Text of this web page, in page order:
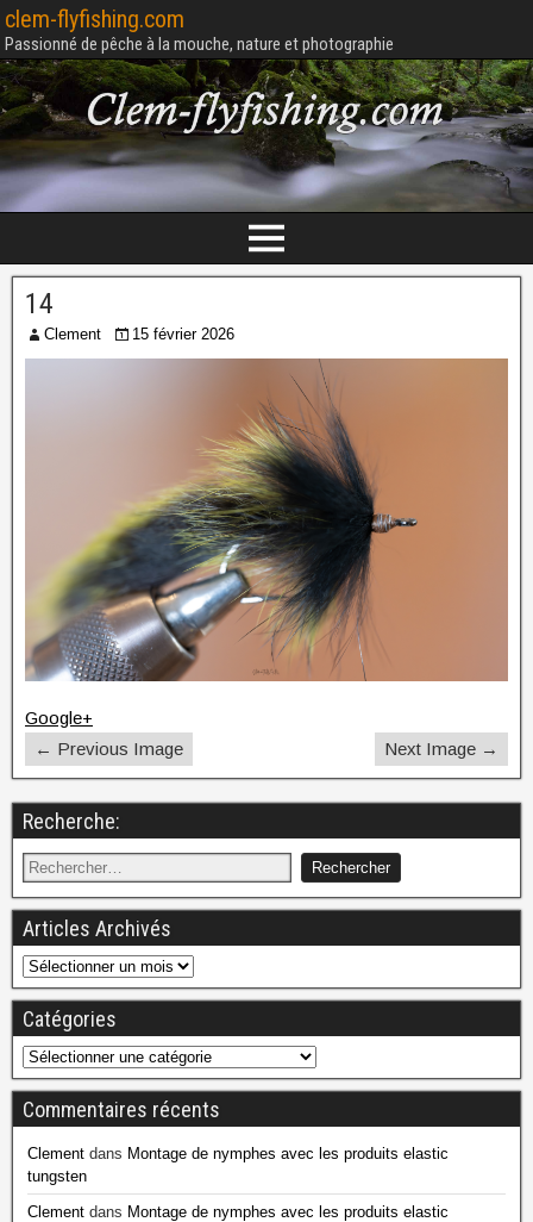
clem-flyfishing.com
Passionné de pêche à la mouche, nature et photographie
14
Clement 15 février 2026
Google+
← Previous Image
Next Image →
Recherche:
Articles Archivés
Catégories
Commentaires récents
Clement dans Montage de nymphes avec les produits elastic
tungsten
Clement dans Montage de nymphes avec les produits elastic